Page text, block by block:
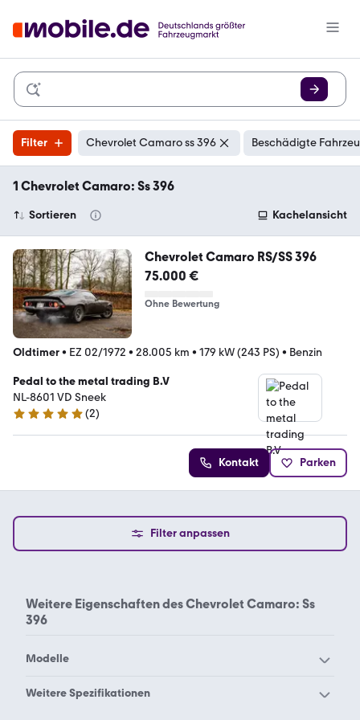
Filter Chevrolet Camaro ss 396 Beschädigte
1 Chevrolet Camaro: Ss 396
Sortieren Kachelansicht
Chevrolet Camaro RS/SS 396
75.000 €
Ohne Bewertung
Oldtimer• EZ 02/1972 • 28.005 km • 179 kW (243 PS) • Benzin
Pedal to the metal trading B.V
NL-8601 VD Sneek
5 Sterne
(2)
Kontakt Parken
Filter anpassen
Weitere Eigenschaften desChevrolet Camaro: Ss
396
Modelle
Chevrolet 2500
Weitere Spezifikationen